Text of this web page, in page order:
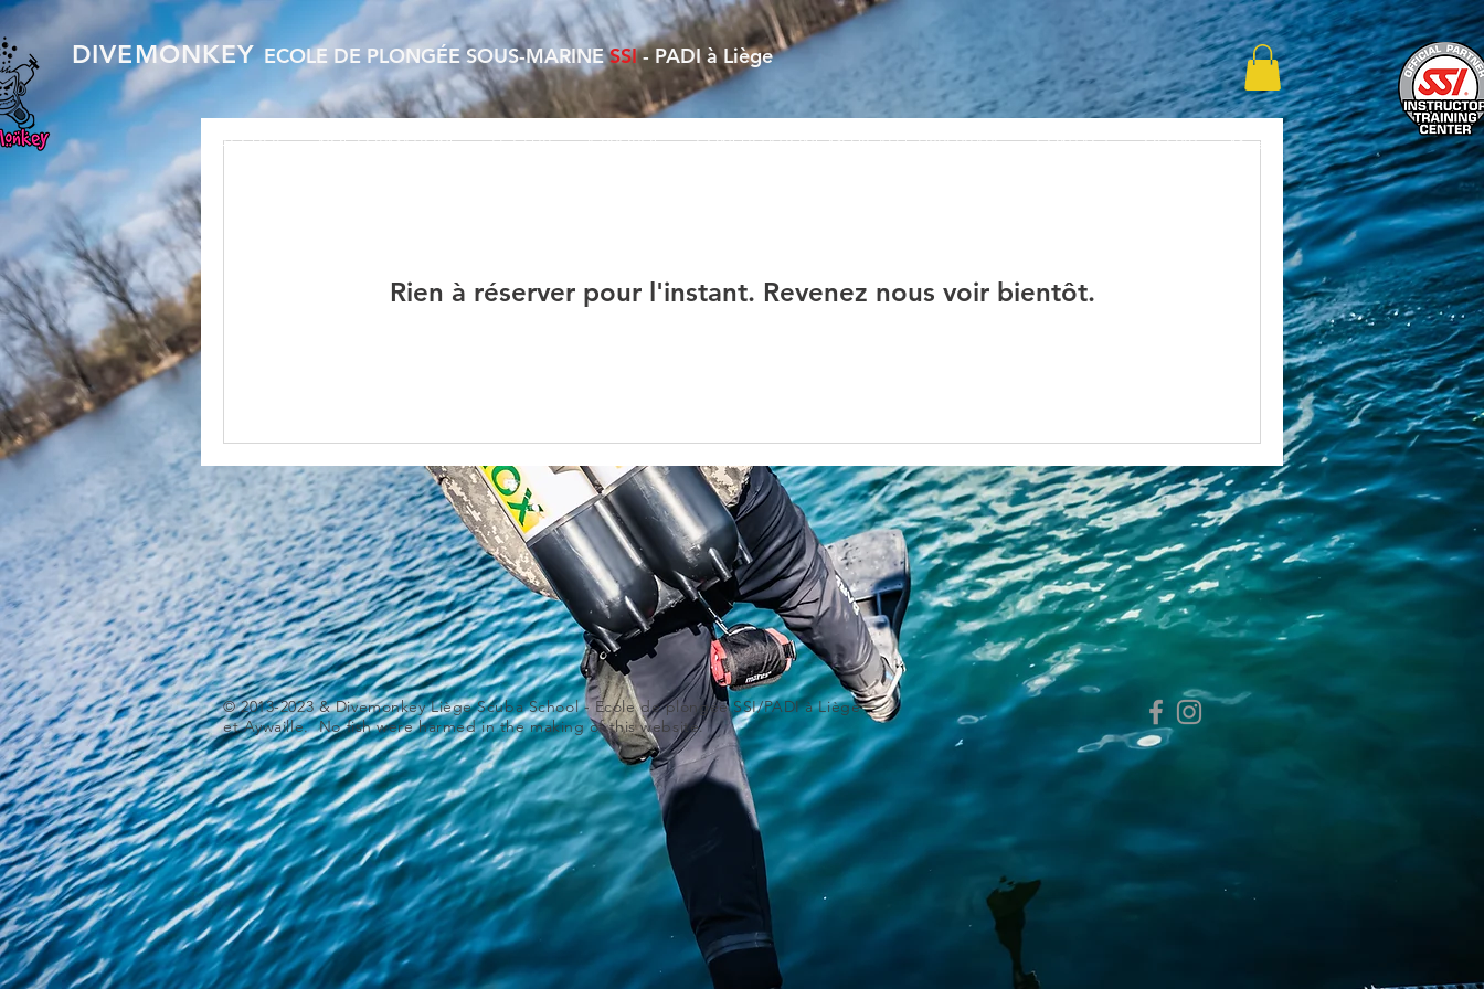
DIVEMONKEY ECOLE DE PLONGÉE SOUS-MARINESSI- PADI à Liège
ACCUEIL NOS FORMATIONS LE CLUB À PROPOS CONSULTATIONS MEDICALES HYPERBARE CONTACT OFFRIR More
Rien à réserver pour l'instant. Revenez nous voir bientôt.
© 2013-2023 & Divemonkey Liège Scuba School - Ecole de plongée SSI/PADI à Liège
et Aywaille. No fish were harmed in the making of this website.